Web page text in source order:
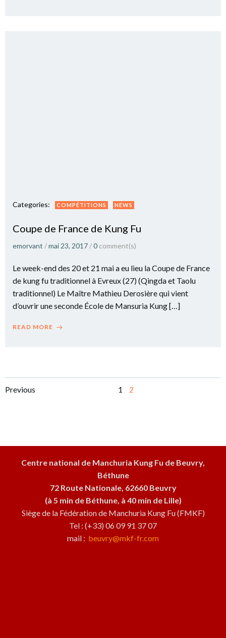
Categories: COMPÉTITIONS NEWS
Coupe de France de Kung Fu
emorvant /mai 23, 2017 /0 comment(s)
Le week-end des 20 et 21 mai a eu lieu la Coupe de France
de kung fu traditionnel à Evreux (27) (Qingda et Taolu
traditionnel) Le Maître Mathieu Derosière qui vient
d’ouvrir une seconde École de Mansuria Kung […]
READ MORE
Posts
Previous Page
1 Page
2
Centre national de Manchuria Kung Fu de Beuvry,
Béthune
72 Route Nationale, 62660 Beuvry
(à 5 min de Béthune, à 40 min de Lille)
Siège de la Fédération de Manchuria Kung Fu (FMKF)
Tel : (+33) 06 09 91 37 07
mail : beuvry@mkf-fr.com